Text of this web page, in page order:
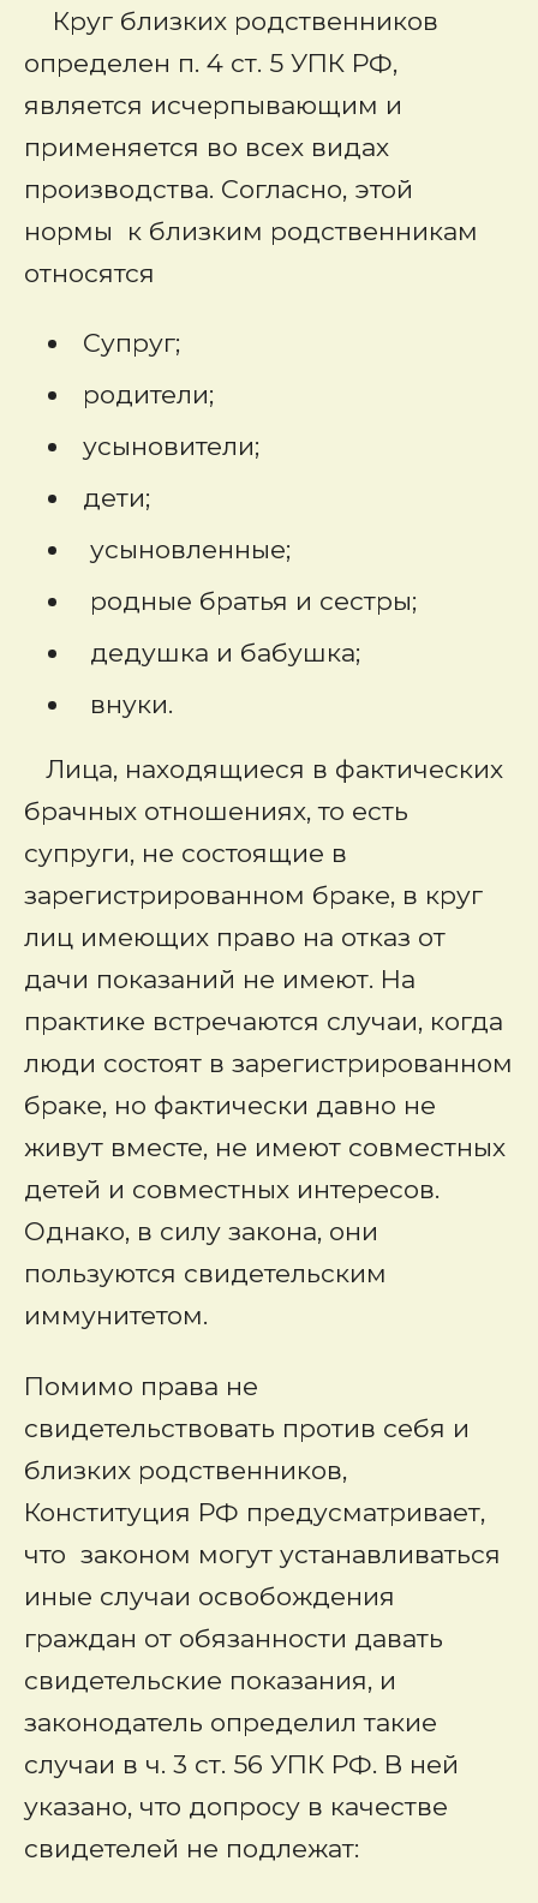
Круг близких родственников
определен п. 4 ст. 5 УПК РФ,
является исчерпывающим и
применяется во всех видах
производства. Согласно, этой
нормы к близким родственникам
относятся
Супруг;
родители;
усыновители;
дети;
усыновленные;
родные братья и сестры;
дедушка и бабушка;
внуки.
Лица, находящиеся в фактических
брачных отношениях, то есть
супруги, не состоящие в
зарегистрированном браке, в круг
лиц имеющих право на отказ от
дачи показаний не имеют. На
практике встречаются случаи, когда
люди состоят в зарегистрированном
браке, но фактически давно не
живут вместе, не имеют совместных
детей и совместных интересов.
Однако, в силу закона, они
пользуются свидетельским
иммунитетом.
Помимо права не
свидетельствовать против себя и
близких родственников,
Конституция РФ предусматривает,
что законом могут устанавливаться
иные случаи освобождения
граждан от обязанности давать
свидетельские показания, и
законодатель определил такие
случаи в ч. 3 ст. 56 УПК РФ. В ней
указано, что допросу в качестве
свидетелей не подлежат: